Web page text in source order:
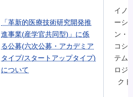
「革新的医療技術研究開発推
進事業(産学官共同型)」に係
る公募(六次公募・アカデミア
タイプ/スタートアップタイプ)
について
イノ
ーシ
ン・
コシ
テム
ロジ
クト